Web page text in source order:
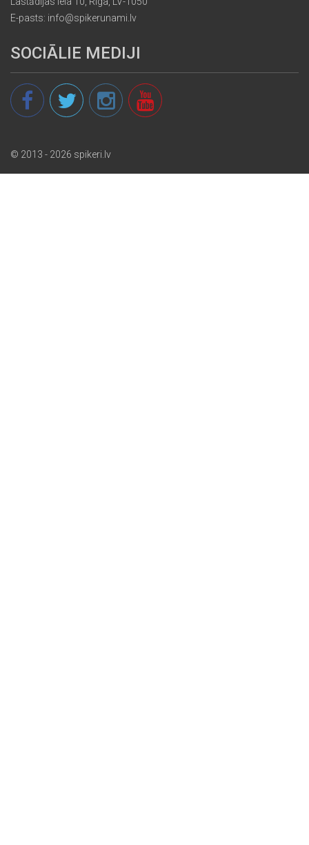
E-pasts: info@spikerunami.lv
SOCIĀLIE MEDIJI
© 2013 - 2026 spikeri.lv